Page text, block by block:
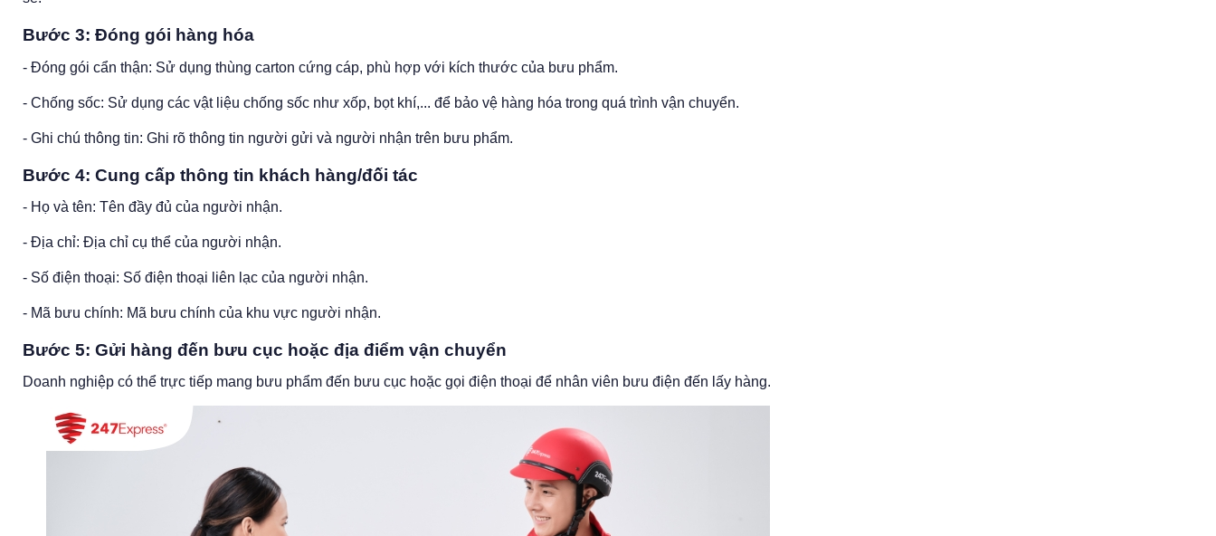
Bước 3: Đóng gói hàng hóa
- Đóng gói cẩn thận: Sử dụng thùng carton cứng cáp, phù hợp với kích thước của bưu phẩm.
- Chống sốc: Sử dụng các vật liệu chống sốc như xốp, bọt khí,... để bảo vệ hàng hóa trong quá trình vận chuyển.
- Ghi chú thông tin: Ghi rõ thông tin người gửi và người nhận trên bưu phẩm.
Bước 4: Cung cấp thông tin khách hàng/đối tác
- Họ và tên: Tên đầy đủ của người nhận.
- Địa chỉ: Địa chỉ cụ thể của người nhận.
- Số điện thoại: Số điện thoại liên lạc của người nhận.
- Mã bưu chính: Mã bưu chính của khu vực người nhận.
Bước 5: Gửi hàng đến bưu cục hoặc địa điểm vận chuyển
Doanh nghiệp có thể trực tiếp mang bưu phẩm đến bưu cục hoặc gọi điện thoại để nhân viên bưu điện đến lấy hàng.